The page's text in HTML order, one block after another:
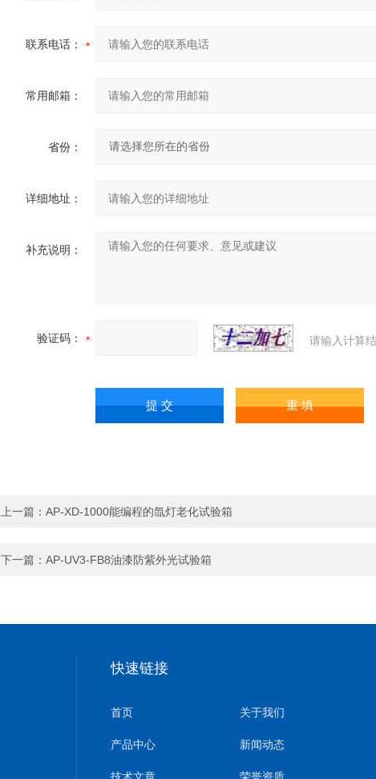
联系电话：
常用邮箱：
省份：
详细地址：
补充说明：
验证码： 请输入计算
上一篇： AP-XD-1000能编程的氙灯老化试验箱
下一篇： AP-UV3-FB8油漆防紫外光试验箱
快速链接
首页 关于我们
产品中心 新闻动态